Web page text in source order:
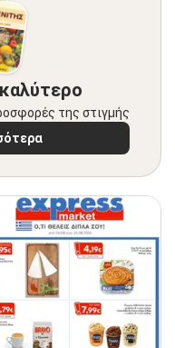
της στιγμής